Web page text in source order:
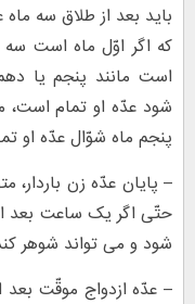
باید بعد از طلاق سه
که اگر اوّل ماه است سه
است مانند پنجم یا
شود عدّه او تمام است،
پنجم ماه شوّال عدّه او
– پایان عدّه زن
حتّى اگر یک ساعت بعد
شود و مى تواند شوهر
– عدّه ازدواج موقّت